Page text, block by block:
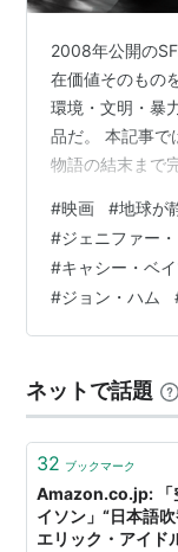
2008年公開の
在価値そのもの
環境・文明・暴
品だ。 本記事で
物語の結末まで
ージはネタバレ
ンが含まれてい
全編ストーリー
た事 総括 作品
上映時間：約
#映画 #地球が
#ジェニファー
#キャシー・ベ
#ジョン・ハム
ネットで話題
32 ブックマーク
Amazon.co.jp: 「
イソン」“日本語
エリック・アイド